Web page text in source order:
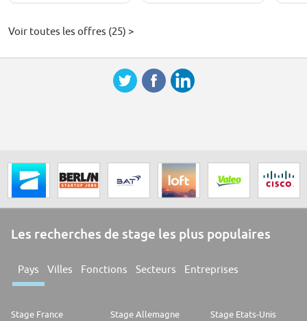
Voir toutes les offres (25) >
Les recherches de stage les plus populaires
Pays Villes Fonctions Secteurs Entreprises
Stage France Stage Allemagne Stage Etats-Unis